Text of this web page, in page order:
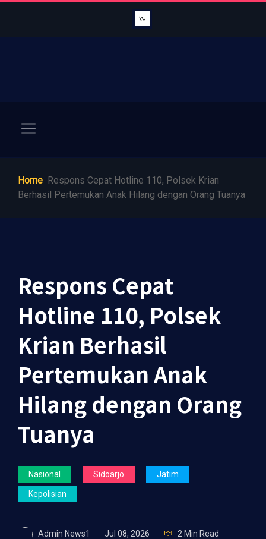
Home Respons Cepat Hotline 110, Polsek Krian
Berhasil Pertemukan Anak Hilang dengan Orang Tuanya
Respons Cepat
Hotline 110, Polsek
Krian Berhasil
Pertemukan Anak
Hilang dengan Orang
Tuanya
Nasional Sidoarjo Jatim
Kepolisian
Admin News1 Jul 08, 2026 2 Min Read